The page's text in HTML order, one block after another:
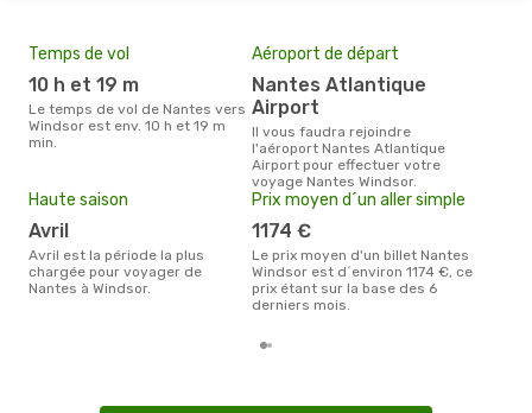
Temps de vol
10 h et 19 m
Le temps de vol de Nantes vers
Windsor est env. 10 h et 19 m
min.
Aéroport de départ
Nantes Atlantique
Airport
Il vous faudra rejoindre
l'aéroport Nantes Atlantique
Airport pour effectuer votre
voyage Nantes Windsor.
Haute saison
avril
avril est la période la plus
chargée pour voyager de
Nantes à Windsor.
Prix moyen d´un aller simple
1174 €
Le prix moyen d'un billet Nantes
Windsor est d´environ 1174 €, ce
prix étant sur la base des 6
derniers mois.